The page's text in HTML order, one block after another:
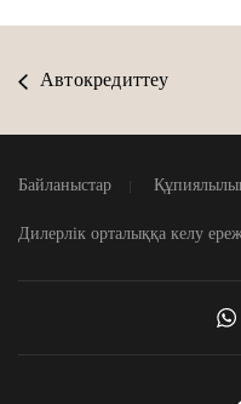
Автокредиттеу
Байланыстар
Дилерлік орталыққа келу